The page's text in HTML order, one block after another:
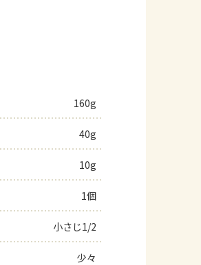
よくあるお問い合わせ
お買い物
160g
40g
10g
1個
小さじ1/2
少々